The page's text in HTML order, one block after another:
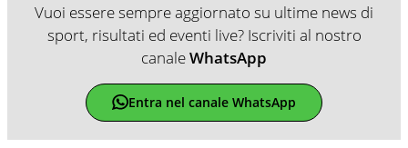
Vuoi essere sempre aggiornato su ultime news di
sport, risultati ed eventi live? Iscriviti al nostro
canaleWhatsApp
Entra nel canale WhatsApp